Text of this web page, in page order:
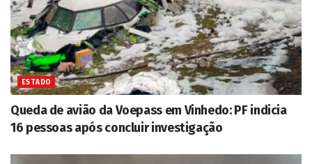
ESTADO
Queda de avião da Voepass em Vinhedo: PF indicia
16 pessoas após concluir investigação